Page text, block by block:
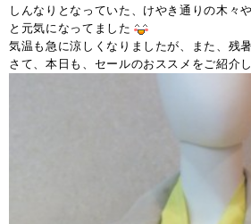
しんなりとなっていた、けやき通りの木々
と元気になってました
気温も急に涼しくなりましたが、また、残
さて、本日も、セールのおススメをご紹介